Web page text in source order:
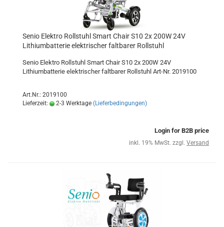
Senio Elektro Rollstuhl Smart Chair S10 2x 200W 24V
Lithiumbatterie elektrischer faltbarer Rollstuhl
Senio Elektro Rollstuhl Smart Chair S10 2x 200W 24V
Lithiumbatterie elektrischer faltbarer Rollstuhl Art-Nr. 2019100
Art.Nr.: 2019100
Lieferzeit:
2-3 Werktage (Lieferbedingungen)
Login for B2B price
inkl. 19% MwSt. zzgl. Versand